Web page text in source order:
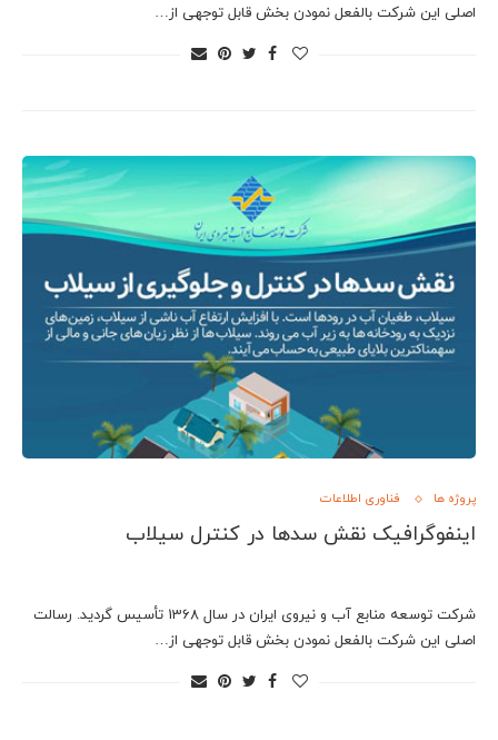
اصلی این شرکت بالفعل نمودن بخش قابل توجهی از…
پروژه ها فناوری اطلاعات
اینفوگرافیک نقش سدها در کنترل سیلاب
شرکت توسعه منابع آب و نیروی ایران در سال 1368 تأسیس گردید. رسالت
اصلی این شرکت بالفعل نمودن بخش قابل توجهی از…